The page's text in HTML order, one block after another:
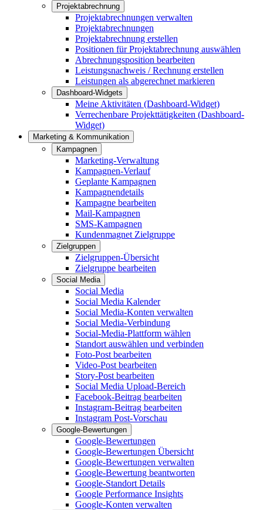
Projektabrechnung
Projektabrechnungen verwalten
Projektabrechnungen
Projektabrechnung erstellen
Positionen für Projektabrechnung auswählen
Abrechnungsposition bearbeiten
Leistungsnachweis / Rechnung erstellen
Leistungen als abgerechnet markieren
Dashboard-Widgets
Meine Aktivitäten (Dashboard-Widget)
Verrechenbare Projekttätigkeiten (Dashboard-
Widget)
Marketing & Kommunikation
Kampagnen
Marketing-Verwaltung
Kampagnen-Verlauf
Geplante Kampagnen
Kampagnendetails
Kampagne bearbeiten
Mail-Kampagnen
SMS-Kampagnen
Kundenmagnet Zielgruppe
Zielgruppen
Zielgruppen-Übersicht
Zielgruppe bearbeiten
Social Media
Social Media
Social Media Kalender
Social Media-Konten verwalten
Social Media-Verbindung
Social-Media-Plattform wählen
Standort auswählen und verbinden
Foto-Post bearbeiten
Video-Post bearbeiten
Story-Post bearbeiten
Social Media Upload-Bereich
Facebook-Beitrag bearbeiten
Instagram-Beitrag bearbeiten
Instagram Post-Vorschau
Google-Bewertungen
Google-Bewertungen
Google-Bewertungen Übersicht
Google-Bewertungen verwalten
Google-Bewertung beantworten
Google-Standort Details
Google Performance Insights
Google-Konten verwalten